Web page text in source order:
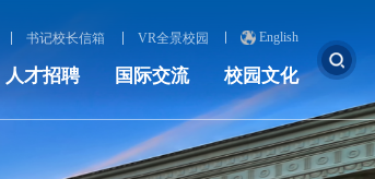
书记校长信箱 VR全景校园 English
人才招聘 国际交流 校园文化